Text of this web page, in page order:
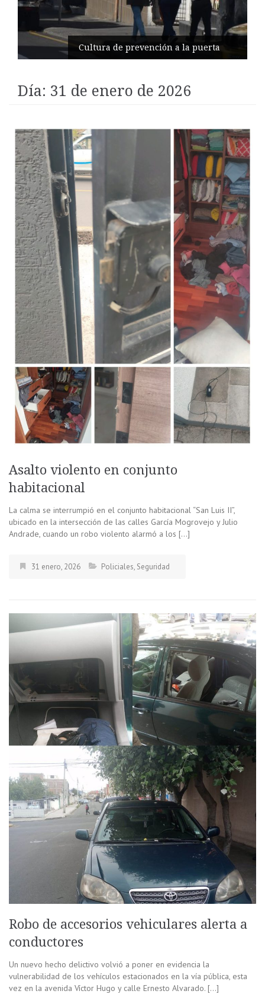
Cultura de prevención a la puerta
Día: 31 de enero de 2026
Asalto violento en conjunto
habitacional
La calma se interrumpió en el conjunto habitacional “San Luis II”,
ubicado en la intersección de las calles García Mogrovejo y Julio
Andrade, cuando un robo violento alarmó a los […]
31 enero, 2026 Policiales, Seguridad
Robo de accesorios vehiculares alerta a
conductores
Un nuevo hecho delictivo volvió a poner en evidencia la
vulnerabilidad de los vehículos estacionados en la vía pública, esta
vez en la avenida Víctor Hugo y calle Ernesto Alvarado. […]